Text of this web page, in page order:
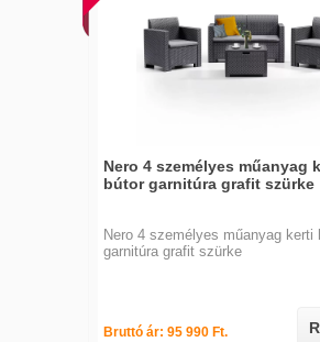
Nero 4 személyes műanyag
bútor garnitúra grafit szürke
Nero 4 személyes műanyag kerti
garnitúra grafit szürke
Bruttó ár: 95 990 Ft.